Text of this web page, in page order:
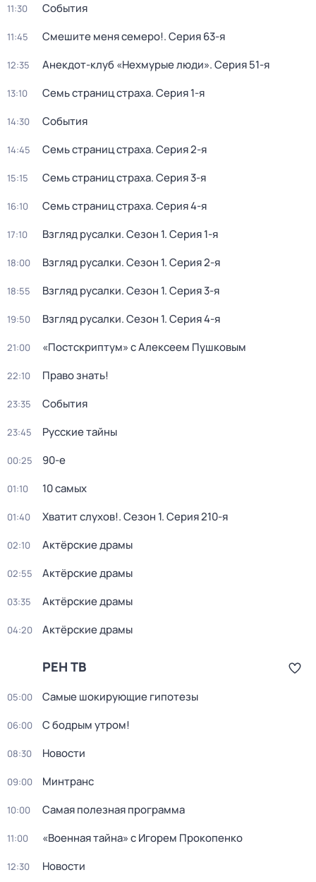
11:30 События
11:45 Смешите меня семеро!. Серия 63-я
12:35 Анекдот-клуб «Нехмурые люди». Серия 51-я
13:10 Семь страниц страха. Серия 1-я
14:30 События
14:45 Семь страниц страха. Серия 2-я
15:15 Семь страниц страха. Серия 3-я
16:10 Семь страниц страха. Серия 4-я
17:10 Взгляд русалки. Сезон 1. Серия 1-я
18:00 Взгляд русалки. Сезон 1. Серия 2-я
18:55 Взгляд русалки. Сезон 1. Серия 3-я
19:50 Взгляд русалки. Сезон 1. Серия 4-я
21:00 «Постскриптум» с Алексеем Пушковым
22:10 Право знать!
23:35 События
23:45 Русские тайны
00:25 90-е
01:10 10 самых
01:40 Хватит слухов!. Сезон 1. Серия 210-я
02:10 Актёрские драмы
02:55 Актёрские драмы
03:35 Актёрские драмы
04:20 Актёрские драмы
РЕН ТВ
05:00 Самые шoкиpующие гипотезы
06:00 С бодрым утром!
08:30 Новости
09:00 Минтранс
10:00 Самая полезная программа
11:00 «Военная тайна» с Игорем Прокопенко
12:30 Новости